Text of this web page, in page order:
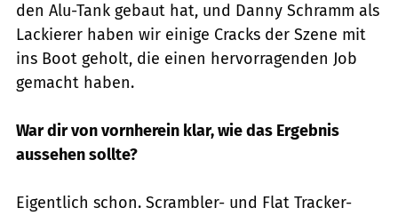
den Alu-Tank gebaut hat, und Danny Schramm als
Lackierer haben wir einige Cracks der Szene mit
ins Boot geholt, die einen hervorragenden Job
gemacht ­haben.
War dir von vornherein klar, wie das ­Er­gebnis
aussehen sollte?
Eigentlich schon. Scrambler- und Flat Tracker-